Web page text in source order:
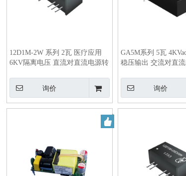
12D1M-2W 系列 2瓦 医疗应用
6KV隔离电压 直流对直流电源转
询价
GA5M系列 5瓦
稳压输出 交流对直
询价